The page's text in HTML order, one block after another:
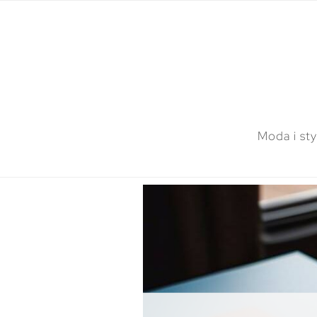
Moda i